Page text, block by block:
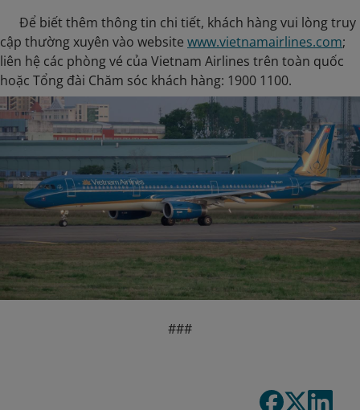
Để biết thêm thông tin chi tiết, khách hàng vui lòng truy
cập thường xuyên vào website www.vietnamairlines.com;
liên hệ các phòng vé của Vietnam Airlines trên toàn quốc
hoặc Tổng đài Chăm sóc khách hàng: 1900 1100.
###